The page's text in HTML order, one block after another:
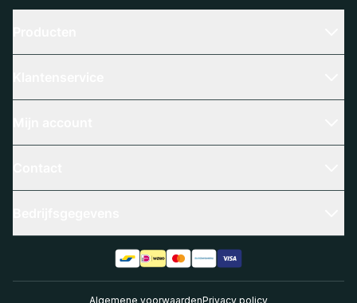
Algemene voorwaardenPrivacy policy